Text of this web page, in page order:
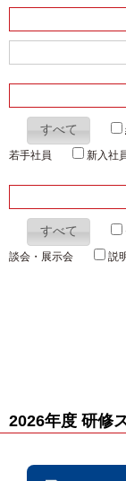
すべて
若手社員 新入社
すべて
談会・展示会 説
2026年度 研修